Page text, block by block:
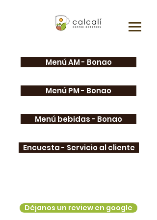
Menú AM - Bonao
Menú PM - Bonao
Menú bebidas - Bonao
Encuesta - Servicio al cliente
Déjanos un review en google